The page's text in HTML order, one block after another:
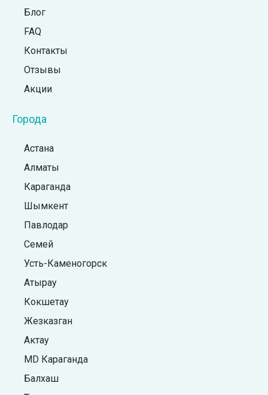
Блог
FAQ
Контакты
Отзывы
Акции
Города
Астана
Алматы
Караганда
Шымкент
Павлодар
Семей
Усть-Каменогорск
Атырау
Кокшетау
Жезказган
Актау
MD Караганда
Балхаш